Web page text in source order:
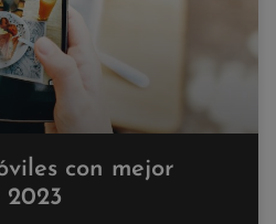
con mejor
2023